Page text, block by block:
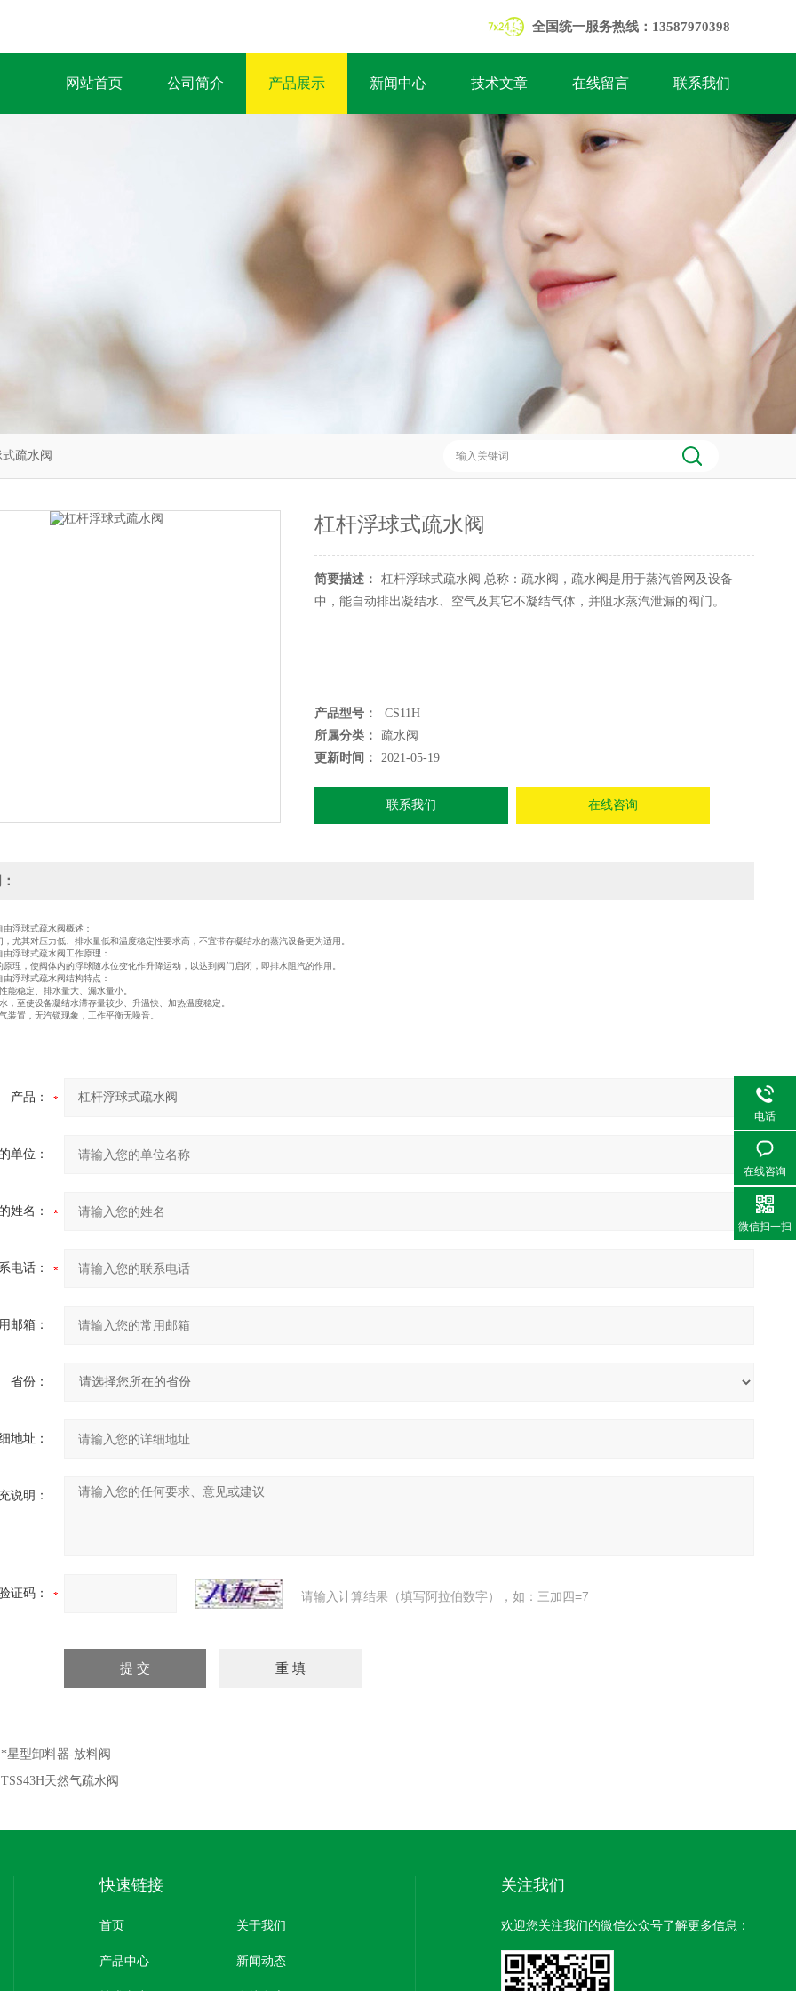
全国统一服务热线：13587970398
网站首页 公司简介 产品展示 新闻中心 技术文章 在线留言 联系我们
式疏水阀
杠杆浮球式疏水阀
简要描述：
杠杆浮球式疏水阀 总称：疏水阀，疏水阀是用于蒸汽管网及设备
中，能自动排出凝结水、空气及其它不凝结气体，并阻水蒸汽泄漏的阀门。
产品型号：
CS11H
所属分类：
疏水阀
更新时间：
2021-05-19
联系我们 在线咨询
由浮球式疏水阀概述：
尤其对压力低、排水量低和温度稳定性要求高，不宜带存凝结水的蒸汽设备更为适用。
由浮球式疏水阀工作原理：
理，使阀体内的浮球随水位变化作升降运动，以达到阀门启闭，即排水阻汽的作用。
由浮球式疏水阀结构特点：
能稳定、排水量大、漏水量小。
，至使设备凝结水滞存量较少、升温快、加热温度稳定。
装置，无汽锁现象，工作平衡无噪音。
产品：
单位：
姓名：
电话：
邮箱：
省份：
地址：
说明：
证码： 请输入计算结果（填写阿拉伯数字），如：三加四=7
*星型卸料器-放料阀
TSS43H天然气疏水阀
快速链接
首页 关于我们
产品中心 新闻动态
关注我们
欢迎您关注我们的微信公众号了解更多信息：
电话
在线咨询
微信扫一扫